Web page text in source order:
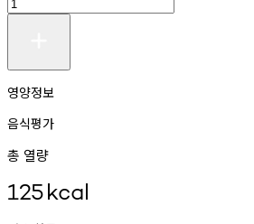
영양정보
음식평가
총 열량
125kcal